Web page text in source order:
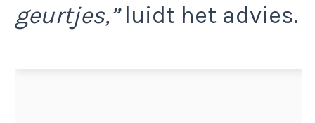
geurtjes,”luidt het advies.